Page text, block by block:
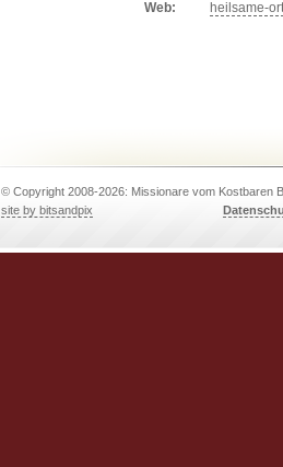
Web:
heilsame-
© Copyright 2008-2026: Missionare vom Kostbaren
site by bitsandpix